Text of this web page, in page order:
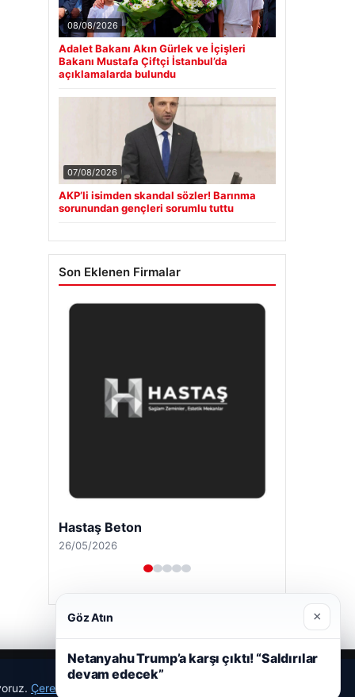
08/08/2026
Adalet Bakanı Akın Gürlek ve İçişleri
Bakanı Mustafa Çiftçi İstanbul’da
açıklamalarda bulundu
07/08/2026
AKP’li isimden skandal sözler! Barınma
sorunundan gençleri sorumlu tuttu
Son Eklenen Firmalar
Hastaş Beton
26/05/2026
Çerez Politikamız
Göz Atın ×
Netanyahu Trump’a karşı çıktı! “Saldırılar
devam edecek”